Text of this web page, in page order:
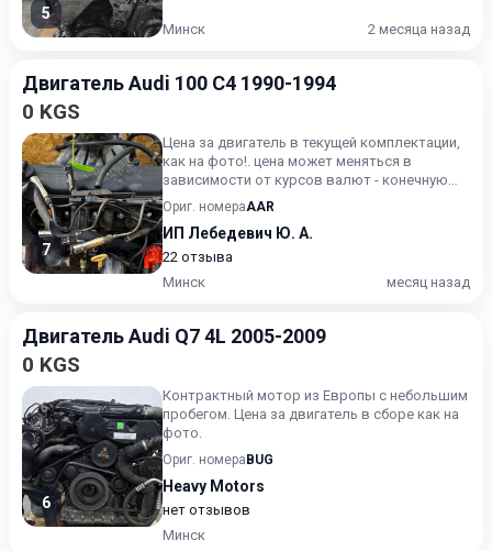
5
Минск 2 месяца назад
Двигатель Audi 100 C4 1990-1994
0 KGS
7
Цена за двигатель в текущей комплектации,
как на фото!. цена может меняться в
зависимости от курсов валют - конечную
стоимость уточняйте.
Ориг. номераAAR
ИП Лебедевич Ю. А.
22 отзыва
Минск
месяц назад
Двигатель Audi Q7 4L 2005-2009
0 KGS
6
Контрактный мотор из Европы с небольшим
пробегом. Цена за двигатель в сборе как на
фото.
Ориг. номера BUG
Heavy Motors
нет отзывов
Минск